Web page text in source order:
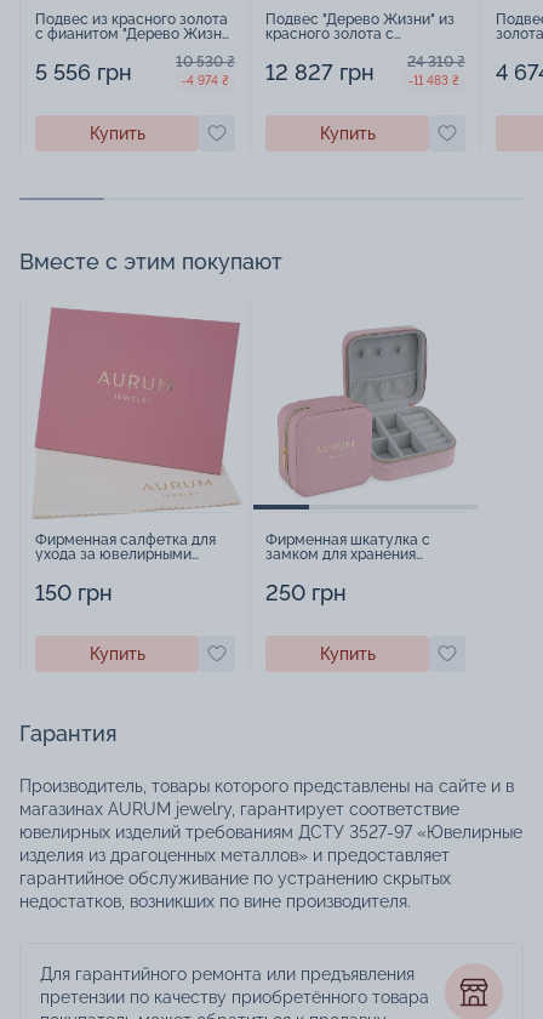
Подвес из красного золота
с фианитом "Дерево Жизни"
5 556 грн 10 530 ₴
-4 974 ₴
Купить
Подвес "Дерево Жизни" из
красного золота с
12 827 грн 24 310 ₴
-11 483 ₴
Купить
4
Вместе с этим покупают
Фирменная салфетка для
ухода за ювелирными
150 грн
Купить
Фирменная шкатулка с
замком для хранения
250 грн
Купить
Гарантия
Производитель, товары которого представлены на сайте и в
магазинах AURUM jewelry, гарантирует соответствие
ювелирных изделий требованиям ДСТУ 3527-97 «Ювелирные
изделия из драгоценных металлов» и предоставляет
гарантийное обслуживание по устранению скрытых
недостатков, возникших по вине производителя.
Для гарантийного ремонта или предъявления
претензии по качеству приобретённого товара